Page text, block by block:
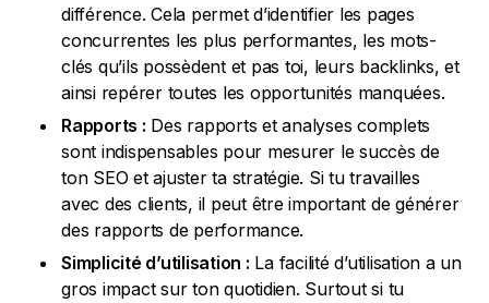
différence. Cela permet d’identifier les pages
concurrentes les plus performantes, les mots-
clés qu’ils possèdent et pas toi, leurs backlinks, et
ainsi repérer toutes les opportunités manquées.
Rapports : Des rapports et analyses complets
sont indispensables pour mesurer le succès de
ton SEO et ajuster ta stratégie. Si tu travailles
avec des clients, il peut être important de générer
des rapports de performance.
Simplicité d’utilisation : La facilité d’utilisation a un
gros impact sur ton quotidien. Surtout si tu